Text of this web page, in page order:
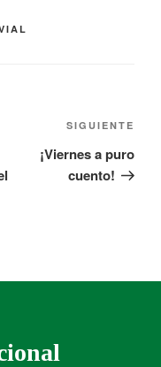
SIGUIENTE
¡Viernes a puro
cuento!